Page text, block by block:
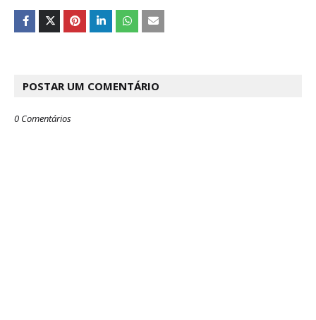
POSTAR UM COMENTÁRIO
0 Comentários